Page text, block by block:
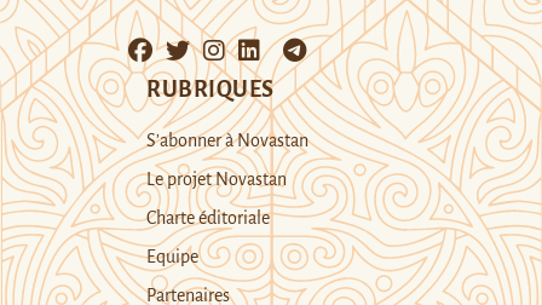
RUBRIQUES
S’abonner à Novastan
Le projet Novastan
Charte éditoriale
Equipe
Partenaires